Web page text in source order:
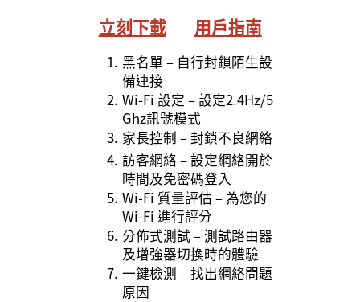
立刻下載 用戶指南
1. 黑名單 – 自行封鎖陌生設
備連接
2. Wi-Fi 設定 – 設定2.4Hz/5
Ghz訊號模式
3. 家長控制 – 封鎖不良網絡
4. 訪客網絡 – 設定網絡開於
時間及免密碼登入
5. Wi-Fi 質量評估 – 為您的
Wi-Fi 進行評分
6. 分佈式測試 – 測試路由器
及增強器切換時的體驗
7. 一鍵檢測 – 找出網絡問題
原因